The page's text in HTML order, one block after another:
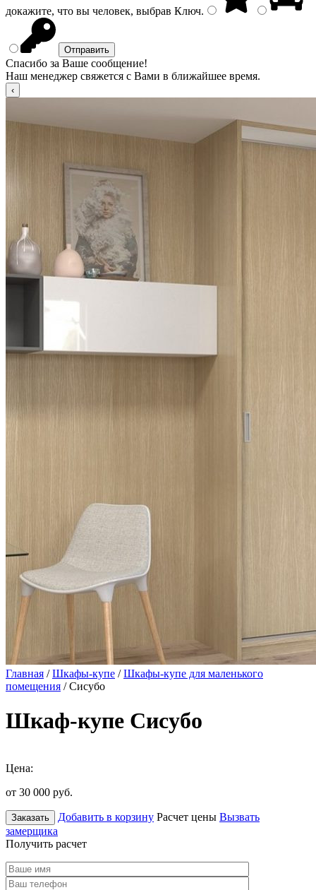
докажите, что вы человек, выбрав Ключ.
Спасибо за Ваше сообщение!
Наш менеджер свяжется с Вами в ближайшее время.
Главная /Шкафы-купе /Шкафы-купе для маленького
помещения / Сисубо
Шкаф-купе Сисубо
Цена:
от 30 000 руб.
Заказать Добавить в корзину Расчет цены Вызвать
замерщика
Получить расчет